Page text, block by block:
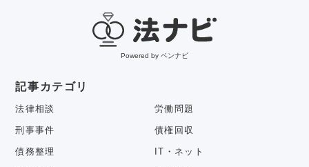
Powered by ベンナビ
記事カテゴリ
法律相談 労働問題
刑事事件 債権回収
債務整理 IT・ネット